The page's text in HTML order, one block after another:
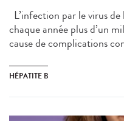
L’infection par le virus
chaque année plus d’un
cause de complications
HÉPATITE B